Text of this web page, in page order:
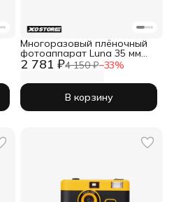
2 781 ₽4 150 ₽−33%
Многоразовый плёночный
фотоаппарат Luna 35 мм
(тип 135)
В корзину